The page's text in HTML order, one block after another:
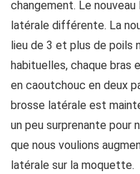
changement. Le
latérale différente. La
lieu de 3 et plus de poils
habituelles, chaque bras
en caoutchouc en deux
brosse latérale est
un peu surprenante pour
que nous voulions
latérale sur la moquette.